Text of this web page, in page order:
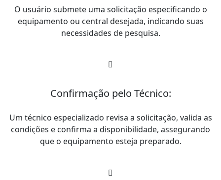
O usuário submete uma solicitação especificando o
equipamento ou central desejada, indicando suas
necessidades de pesquisa.
Confirmação pelo Técnico:
Um técnico especializado revisa a solicitação, valida as
condições e confirma a disponibilidade, assegurando
que o equipamento esteja preparado.